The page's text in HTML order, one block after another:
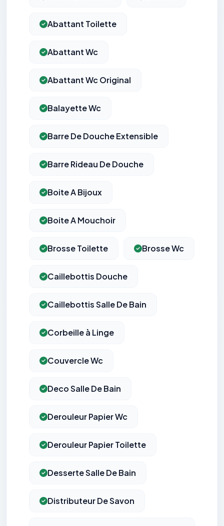
Abattant Toilette
Abattant Wc
Abattant Wc Original
Balayette Wc
Barre De Douche Extensible
Barre Rideau De Douche
Boite A Bijoux
Boite A Mouchoir
Brosse Toilette Brosse Wc
Caillebottis Douche
Caillebottis Salle De Bain
Corbeille à Linge
Couvercle Wc
Deco Salle De Bain
Derouleur Papier Wc
Derouleur Papier Toilette
Desserte Salle De Bain
Distributeur De Savon